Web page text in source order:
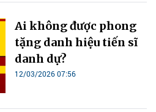
Ai không được phong
tặng danh hiệu tiến sĩ
danh dự?
12/03/2026 07:56